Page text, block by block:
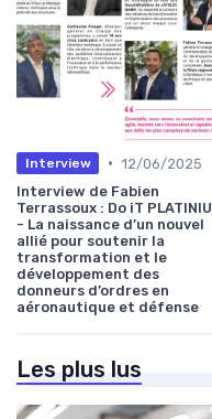
Interview • 12/06/2025
Interview de Fabien
Terrassoux : Do iT
- La naissance d’un nouvel
allié pour soutenir la
transformation et le
développement des
donneurs d’ordres en
aéronautique et défense
Les plus lus